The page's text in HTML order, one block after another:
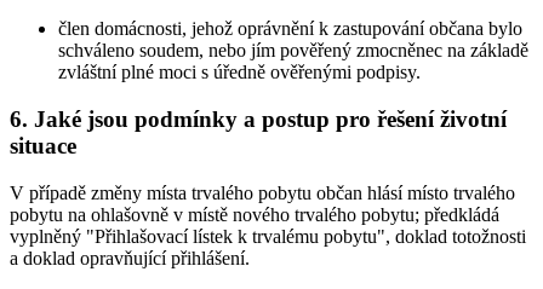
člen domácnosti, jehož oprávnění k zastupování občana bylo
schváleno soudem, nebo jím pověřený zmocněnec na základě
zvláštní plné moci s úředně ověřenými podpisy.
6. Jaké jsou podmínky a postup pro řešení životní
situace
V případě změny místa trvalého pobytu občan hlásí místo trvalého
pobytu na ohlašovně v místě nového trvalého pobytu; předkládá
vyplněný "Přihlašovací lístek k trvalému pobytu", doklad totožnosti
a doklad opravňující přihlášení.